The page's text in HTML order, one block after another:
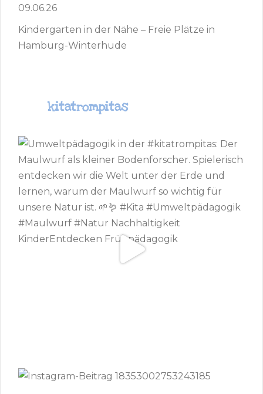
09.06.26
Kindergarten in der Nähe – Freie Plätze in
Hamburg-Winterhude
kitatrompitas